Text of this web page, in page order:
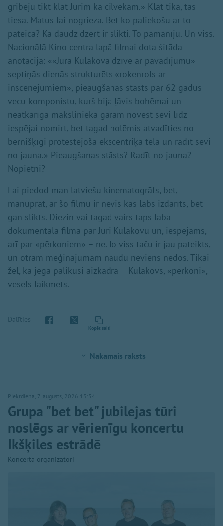
gribēju tikt klāt Jurim kā cilvēkam.» Klāt tika, tas
tiesa. Matus lai nogrieza. Bet ko paliekošu ar to
pateica? Ka daudz dzert ir slikti. To pamanīju. Un viss.
Nacionālā Kino centra lapā filmai dota šitāda
anotācija: ««Jura Kulakova dzīve ar pavadījumu» –
septiņās dienās strukturēts «rokenrols ar
inscenējumiem», pieaugšanas stāsts par 62 gadus
vecu komponistu, kurš bija ļāvis bohēmai un
neatkarīgā mākslinieka garam novest sevi līdz
iespējai nomirt, bet tagad nolēmis atvadīties no
bērnišķīgi protestējošā ekscentriķa tēla un radīt sevi
no jauna.» Pieaugšanas stāsts? Radīt no jauna?
Nopietni?
Lai piedod man latviešu kinematogrāfs, bet,
manuprāt, ar šo filmu ir nevis kas labs izdarīts, bet
gan slikts. Diezin vai tagad vairs taps laba
dokumentālā filma par Juri Kulakovu un, iespējams,
arī par «pērkoniem» – ne. Jo viss taču ir jau pateikts,
un otram mēģinājumam naudu neviens nedos. Tikai
žēl, ka jēga palikusi aizkadrā – Kulakovs, «pērkoni»,
vesels laikmets.
Dalīties
Kopēt saiti
Nākamais raksts
Piektdiena, 7. augusts, 2026 13:54
Grupa "bet bet" jubilejas tūri
noslēgs ar vērienīgu koncertu
Ikšķiles estrādē
Koncerta organizatori